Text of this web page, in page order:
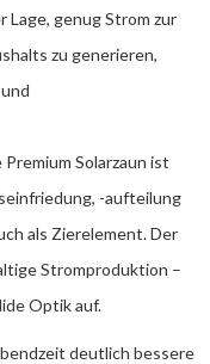
Lage, genug Strom zur
zu generieren,
Solarzaun ist
-aufteilung
als Zierelement. Der
Stromproduktion –
Optik auf.
deutlich bessere